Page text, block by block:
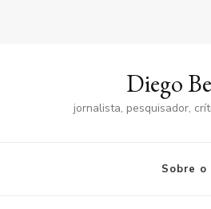
Diego
jornalista, pesquisador,
Sobre